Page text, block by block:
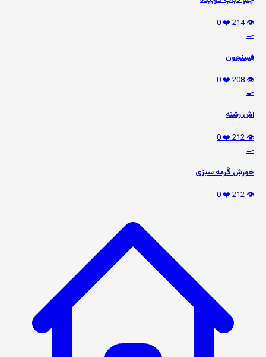
👁️ 214
❤️ 0
🍳
فِسِنجون
👁️ 208
❤️ 0
🍳
آش رشته
👁️ 212
❤️ 0
🍳
خورش گُرمه سبزی
👁️ 212
❤️ 0